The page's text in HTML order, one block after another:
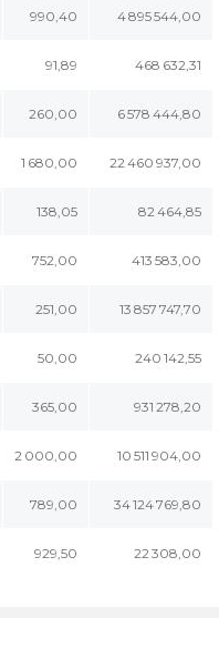
990,40 4 895 544,00
91,89 468 632,31
260,00 6 578 444,80
1 680,00 22 460 937,00
138,05 82 464,85
752,00 413 583,00
251,00 13 857 747,70
50,00 240 142,55
365,00 931 278,20
2 000,00 10 511 904,00
789,00 34 124 769,80
929,50 22 308,00